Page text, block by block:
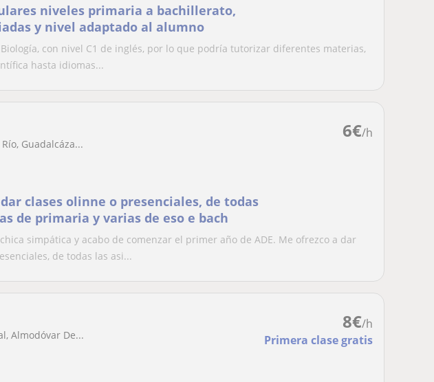
niveles primaria a bachillerato,
y nivel adaptado al alumno
con nivel C1 de inglés, por lo que podría tutorizar diferentes materias,
hasta idiomas...
6€/h
Guadalcáza...
clases olinne o presenciales, de todas
de primaria y varias de eso e bach
simpática y acabo de comenzar el primer año de ADE. Me ofrezco a dar
de todas las asi...
8€/h
Primera clase gratis
Almodóvar De...